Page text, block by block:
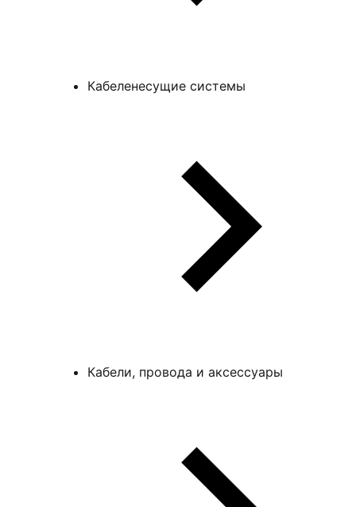
Кабеленесущие системы
Кабели, провода и аксессуары